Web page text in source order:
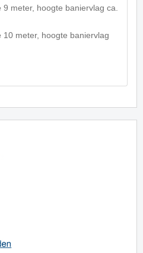
meter, hoogte baniervlag ca.
meter, hoogte baniervlag